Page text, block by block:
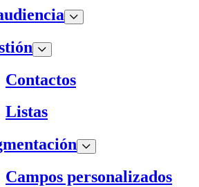
Contactos
Listas
Campos personalizados